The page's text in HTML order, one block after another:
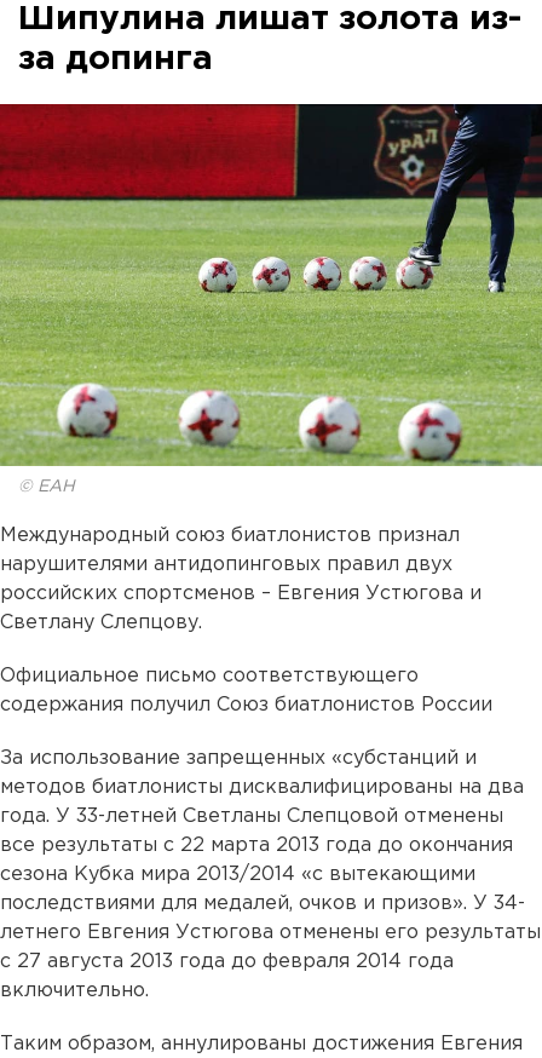
Шипулина лишат золота из-
за допинга
© ЕАН
Международный союз биатлонистов признал
нарушителями антидопинговых правил двух
российских спортсменов – Евгения Устюгова и
Светлану Слепцову.
Официальное письмо соответствующего
содержания получил Союз биатлонистов России
За использование запрещенных «субстанций и
методов биатлонисты дисквалифицированы на два
года. У 33-летней Светланы Слепцовой отменены
все результаты с 22 марта 2013 года до окончания
сезона Кубка мира 2013/2014 «с вытекающими
последствиями для медалей, очков и призов». У 34-
летнего Евгения Устюгова отменены его результаты
с 27 августа 2013 года до февраля 2014 года
включительно.
Таким образом, аннулированы достижения Евгения